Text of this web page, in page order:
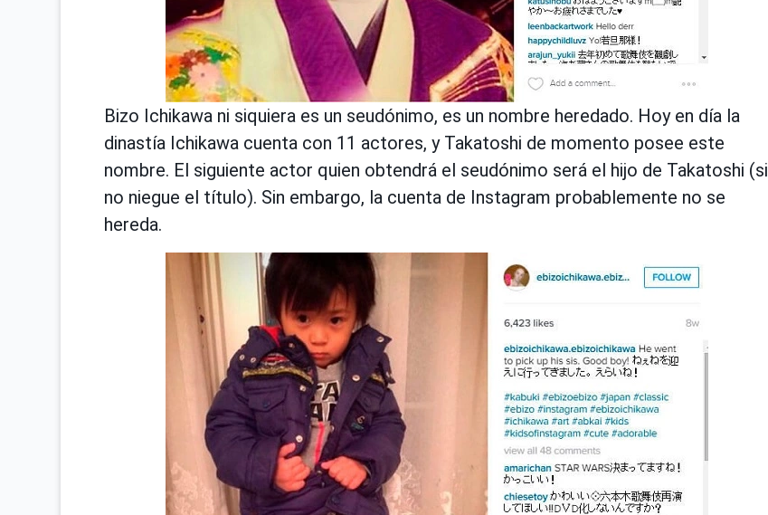
Bizo Ichikawa ni siquiera es un seudónimo, es un nombre heredado. Hoy en día la
dinastía Ichikawa cuenta con 11 actores, y Takatoshi de momento posee este
nombre. El siguiente actor quien obtendrá el seudónimo será el hijo de Takatoshi (si
no niegue el título). Sin embargo, la cuenta de Instagram probablemente no se
hereda.